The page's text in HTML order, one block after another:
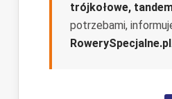
trójkołowe,
potrzebami,
RowerySpecjalne.pl